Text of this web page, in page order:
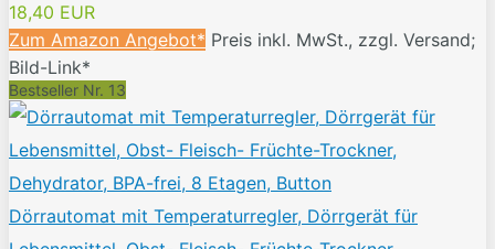
18,40 EUR
Zum Amazon Angebot* Preis inkl. MwSt., zzgl. Versand;
Bild-Link*
Bestseller Nr. 13
Dörrautomat mit Temperaturregler, Dörrgerät für